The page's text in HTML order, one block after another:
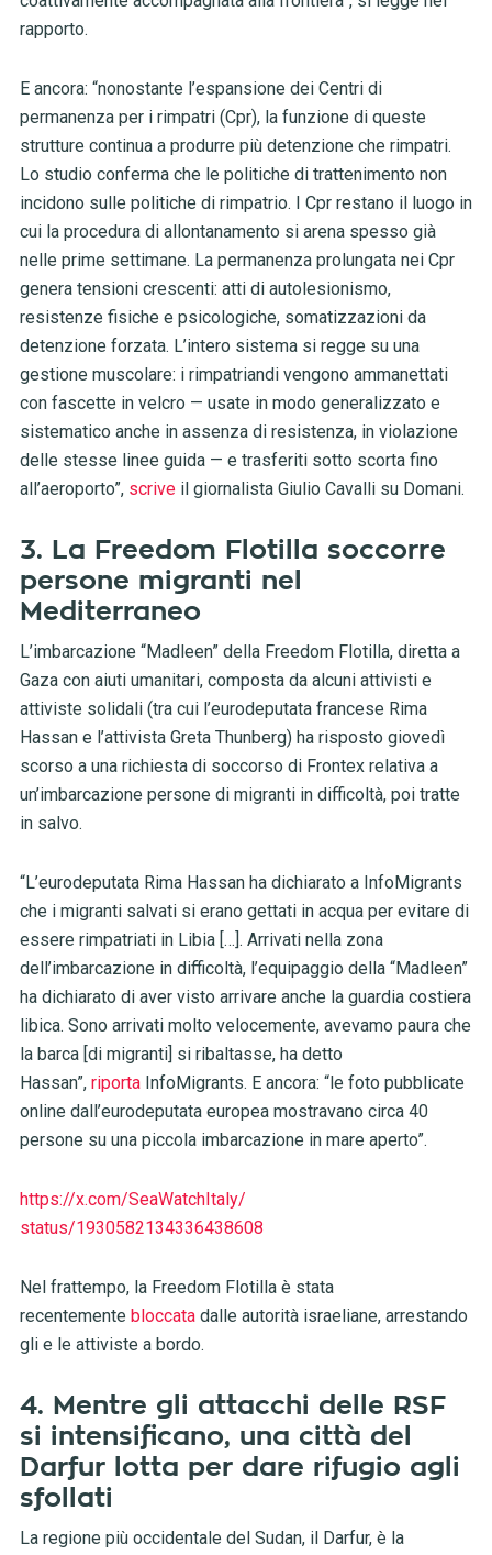
rapporto.
E ancora: “nonostante l’espansione dei Centri di
permanenza per i rimpatri (Cpr), la funzione di queste
strutture continua a produrre più detenzione che rimpatri.
Lo studio conferma che le politiche di trattenimento non
incidono sulle politiche di rimpatrio. I Cpr restano il luogo in
cui la procedura di allontanamento si arena spesso già
nelle prime settimane. La permanenza prolungata nei Cpr
genera tensioni crescenti: atti di autolesionismo,
resistenze fisiche e psicologiche, somatizzazioni da
detenzione forzata. L’intero sistema si regge su una
gestione muscolare: i rimpatriandi vengono ammanettati
con fascette in velcro — usate in modo generalizzato e
sistematico anche in assenza di resistenza, in violazione
delle stesse linee guida — e trasferiti sotto scorta fino
all’aeroporto”, scriveil giornalista Giulio Cavalli su Domani.
3. La Freedom Flotilla soccorre
persone migranti nel
Mediterraneo
L’imbarcazione “Madleen” della Freedom Flotilla, diretta a
Gaza con aiuti umanitari, composta da alcuni attivisti e
attiviste solidali (tra cui l’eurodeputata francese Rima
Hassan e l’attivista Greta Thunberg) ha risposto giovedì
scorso a una richiesta di soccorso di Frontex relativa a
un’imbarcazione persone di migranti in difficoltà, poi tratte
in salvo.
“L’eurodeputata Rima Hassan ha dichiarato a InfoMigrants
che i migranti salvati si erano gettati in acqua per evitare di
essere rimpatriati in Libia […]. Arrivati ​​nella zona
dell’imbarcazione in difficoltà, l’equipaggio della “Madleen”
ha dichiarato di aver visto arrivare anche la guardia costiera
libica. Sono arrivati ​​molto velocemente, avevamo paura che
la barca [di migranti] si ribaltasse, ha detto
Hassan”, riporta InfoMigrants. E ancora: “le foto pubblicate
online dall’eurodeputata europea mostravano circa 40
persone su una piccola imbarcazione in mare aperto”.
https://x.com/SeaWatchItaly/
status/1930582134336438608
Nel frattempo, la Freedom Flotilla è stata
recentemente bloccatadalle autorità israeliane, arrestando
gli e le attiviste a bordo.
4. Mentre gli attacchi delle RSF
si intensificano, una città del
Darfur lotta per dare rifugio agli
sfollati
La regione più occidentale del Sudan, il Darfur, è la